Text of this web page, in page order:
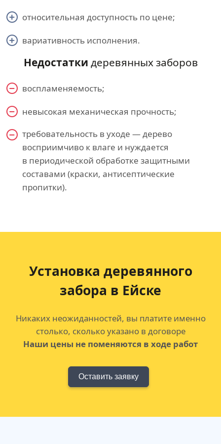
относительная доступность по цене;
вариативность исполнения.
Недостатки деревянных заборов
воспламеняемость;
невысокая механическая прочность;
требовательность в уходе — дерево
восприимчиво к влаге и нуждается
в периодической обработке защитными
составами (краски, антисептические
пропитки).
Установка деревянного
забора в Ейске
Никаких неожиданностей, вы платите именно
столько, сколько указано в договоре
Наши цены не поменяются в ходе работ
Оставить заявку